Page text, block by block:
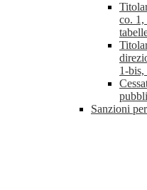
co. 1,
1-
Sanzioni